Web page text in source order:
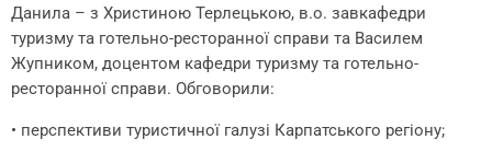
Данила – з Христиною Терлецькою, в.о. завкафедри
туризму та готельно-ресторанної справи та Василем
Жупником, доцентом кафедри туризму та готельно-
ресторанної справи. Обговорили:
• перспективи туристичної галузі Карпатського регіону;